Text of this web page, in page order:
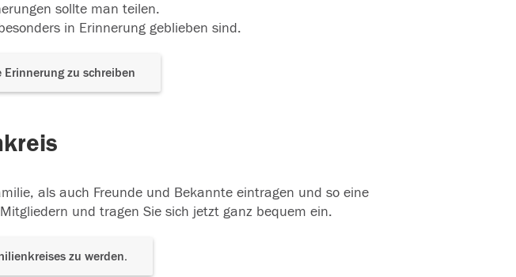
sollte man teilen.
in Erinnerung geblieben sind.
zu schreiben
als auch Freunde und Bekannte eintragen und so eine
und tragen Sie sich jetzt ganz bequem ein.
zu werden.